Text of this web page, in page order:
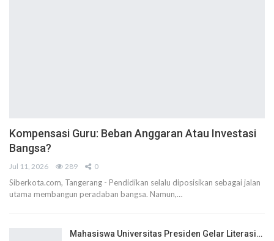
Kompensasi Guru: Beban Anggaran Atau Investasi
Bangsa?
Jul 11, 2026 289 0
Siberkota.com, Tangerang - Pendidikan selalu diposisikan sebagai jalan
utama membangun peradaban bangsa. Namun,…
Mahasiswa Universitas Presiden Gelar Literasi…